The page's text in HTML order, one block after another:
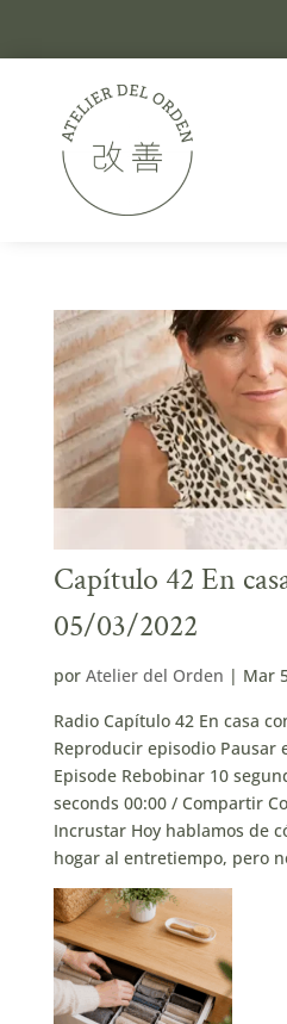
Capítulo 42 En
05/03/2022
por Atelier del Orden | Mar
Radio Capítulo 42 En casa
Reproducir episodio Pausar
Episode Rebobinar 10
seconds 00:00 / Compartir
Incrustar Hoy hablamos de
hogar al entretiempo, pero